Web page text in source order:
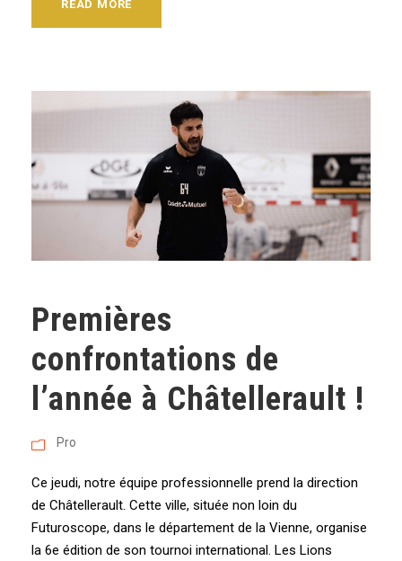
READ MORE
Premières
confrontations de
l’année à Châtellerault !
Pro
Ce jeudi, notre équipe professionnelle prend la direction
de Châtellerault. Cette ville, située non loin du
Futuroscope, dans le département de la Vienne, organise
la 6e édition de son tournoi international. Les Lions